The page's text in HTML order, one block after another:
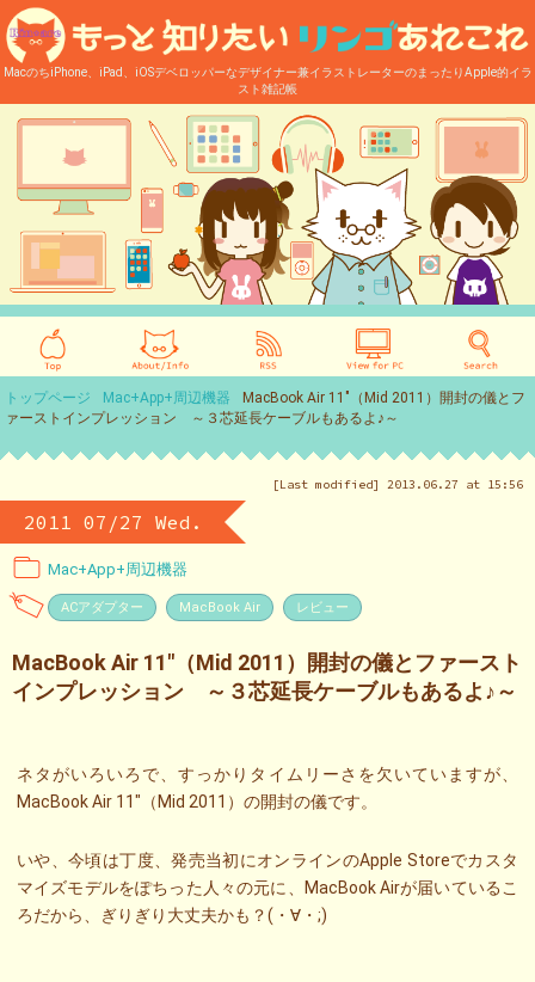
MacのちiPhone、iPad、iOSデベロッパーなデザイナー兼イラストレーターのまったりApple的イラ
スト雑記帳
トップページ Mac+App+周辺機器
MacBook Air 11″（Mid 2011）開封の儀とフ
ァーストインプレッション ～３芯延長ケーブルもあるよ♪～
[Last modified] 2013.06.27 at 15:56
2011 07/27 Wed.
Mac+App+周辺機器
ACアダプター MacBook Air レビュー
MacBook Air 11″（Mid 2011）開封の儀とファースト
インプレッション ～３芯延長ケーブルもあるよ♪～
ネタがいろいろで、すっかりタイムリーさを欠いていますが、
MacBook Air 11″（Mid 2011）の開封の儀です。
いや、今頃は丁度、発売当初にオンラインのApple Storeでカスタ
マイズモデルをぽちった人々の元に、MacBook Airが届いているこ
ろだから、ぎりぎり大丈夫かも？(・∀・;)